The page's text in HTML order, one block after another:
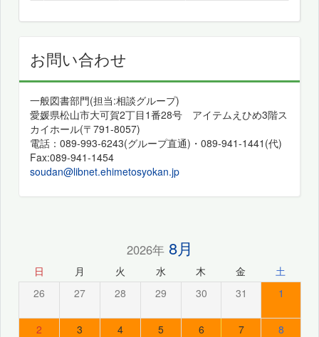
お問い合わせ
一般図書部門(担当:相談グループ)
愛媛県松山市大可賀2丁目1番28号 アイテムえひめ3階ス
カイホール(〒791-8057)
電話：089-993-6243(グループ直通)・089-941-1441(代)
Fax:089-941-1454
soudan@libnet.ehimetosyokan.jp
2026年8月
日 月 火 水 木 金 土
26 27 28 29 30 31 1
2 3 4 5 6 7 8